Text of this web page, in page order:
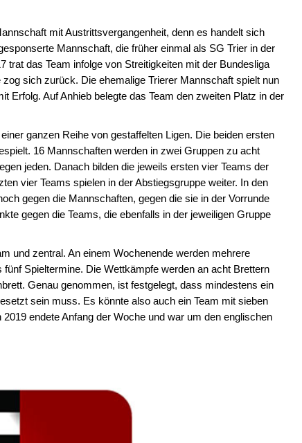
mit Austrittsvergangenheit, denn es handelt sich
Mannschaft, die früher einmal als SG Trier in der
trat das Team infolge von Streitigkeiten mit der Bundesliga
sich zurück. Die ehemalige Trierer Mannschaft spielt nun
Erfolg. Auf Anhieb belegte das Team den zweiten Platz in der
ganzen Reihe von gestaffelten Ligen. Die beiden ersten
16 Mannschaften werden in zwei Gruppen zu acht
jeden. Danach bilden die jeweils ersten vier Teams der
vier Teams spielen in der Abstiegsgruppe weiter. In den
gegen die Mannschaften, gegen die sie in der Vorrunde
gegen die Teams, die ebenfalls in der jeweiligen Gruppe
und zentral. An einem Wochenende werden mehrere
Spieltermine. Die Wettkämpfe werden an acht Brettern
Genau genommen, ist festgelegt, dass mindestens ein
sein muss. Es könnte also auch ein Team mit sieben
endete Anfang der Woche und war um den englischen